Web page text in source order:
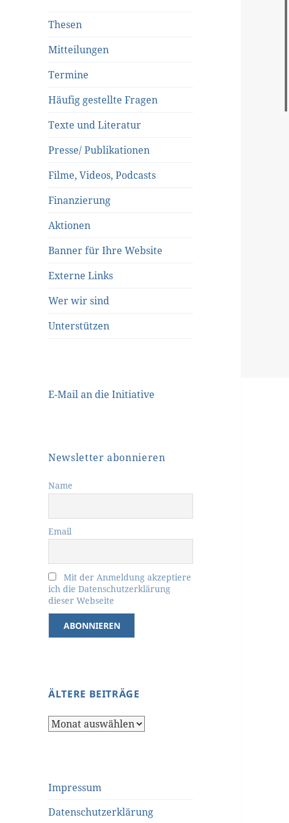
Thesen
Mitteilungen
Termine
Häufig gestellte Fragen
Texte und Literatur
Presse/ Publikationen
Filme, Videos, Podcasts
Finanzierung
Aktionen
Banner für Ihre Website
Externe Links
Wer wir sind
Unterstützen
E-Mail an die Initiative
Newsletter abonnieren
Name
Email
Mit der Anmeldung akzeptiere
ich die Datenschutzerklärung
dieser Webseite
ÄLTERE BEITRÄGE
Ältere
Impressum
Datenschutzerklärung